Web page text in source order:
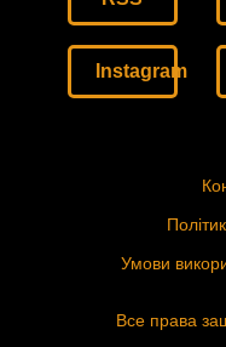
Instagram
Умови
Все права